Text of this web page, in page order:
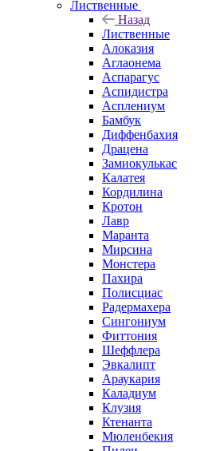
Лиственные
Назад
Лиственные
Алоказия
Аглаонема
Аспарагус
Аспидистра
Асплениум
Бамбук
Диффенбахия
Драцена
Замиокулькас
Калатея
Кордилина
Кротон
Лавр
Маранта
Мирсина
Монстера
Пахира
Полисциас
Радермахера
Сингониум
Фиттония
Шеффлера
Эвкалипт
Араукария
Каладиум
Клузия
Ктенанта
Мюленбекия